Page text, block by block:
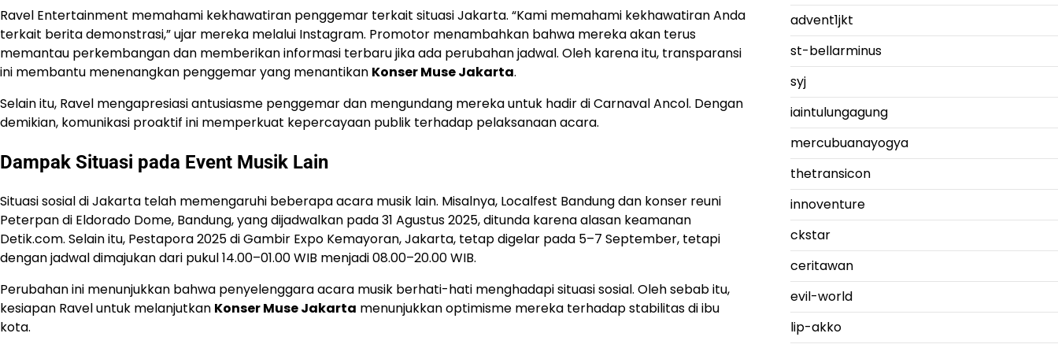
Ravel Entertainment memahami kekhawatiran penggemar terkait situasi Jakarta. “Kami memahami kekhawatiran Anda
terkait berita demonstrasi,” ujar mereka melalui Instagram. Promotor menambahkan bahwa mereka akan terus
memantau perkembangan dan memberikan informasi terbaru jika ada perubahan jadwal. Oleh karena itu, transparansi
ini membantu menenangkan penggemar yang menantikan Konser Muse Jakarta.
Selain itu, Ravel mengapresiasi antusiasme penggemar dan mengundang mereka untuk hadir di Carnaval Ancol. Dengan
demikian, komunikasi proaktif ini memperkuat kepercayaan publik terhadap pelaksanaan acara.
Dampak Situasi pada Event Musik Lain
Situasi sosial di Jakarta telah memengaruhi beberapa acara musik lain. Misalnya, Localfest Bandung dan konser reuni
Peterpan di Eldorado Dome, Bandung, yang dijadwalkan pada 31 Agustus 2025, ditunda karena alasan keamanan
Detik.com. Selain itu, Pestapora 2025 di Gambir Expo Kemayoran, Jakarta, tetap digelar pada 5–7 September, tetapi
dengan jadwal dimajukan dari pukul 14.00–01.00 WIB menjadi 08.00–20.00 WIB.
Perubahan ini menunjukkan bahwa penyelenggara acara musik berhati-hati menghadapi situasi sosial. Oleh sebab itu,
kesiapan Ravel untuk melanjutkan Konser Muse Jakarta menunjukkan optimisme mereka terhadap stabilitas di ibu
kota.
advent1jkt
st-bellarminus
syj
iaintulungagung
mercubuanayogya
thetransicon
innoventure
ckstar
ceritawan
evil-world
lip-akko